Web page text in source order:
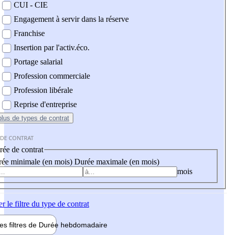
CUI - CIE
Engagement à servir dans la réserve
Franchise
Insertion par l'activ.éco.
Portage salarial
Profession commerciale
Profession libérale
Reprise d'entreprise
de types de contrat
CONTRAT
de contrat
minimale (en mois) Durée maximale (en mois)
mois
le filtre du type de contrat
filtres de Durée hebdomadaire